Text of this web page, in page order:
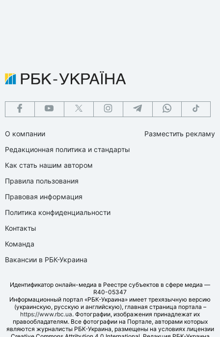
О компании
Редакционная политика и стандарты
Как стать нашим автором
Правила пользования
Правовая информация
Политика конфиденциальности
Контакты
Команда
Вакансии в РБК-Украина
Разместить рекламу
Идентификатор онлайн-медиа в Реестре субъектов в сфере медиа —
R40-05347
Информационный портал «РБК-Украина» имеет трехязычную версию
(украинскую, русскую и английскую), главная страница портала –
https://www.rbc.ua. Фотографии, изображения принадлежат их
правообладателям. Все фотографии на Портале, авторами которых
являются журналисты РБК-Украина, размещены на условиях лицензии